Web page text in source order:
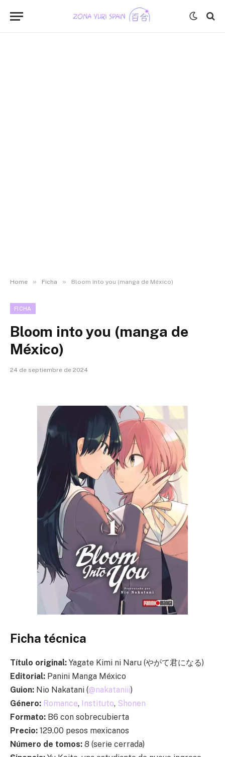
Home » Ficha » Bloom into you (manga de México)
FICHA
Bloom into you (manga de
México)
24 de septiembre de 2024
Ficha técnica
Título original: Yagate Kimi ni Naru (やがて君になる)
Editorial: Panini Manga México
Guion: Nio Nakatani (@nakataniii)
Género: Romance, Instituto, Shonen
Formato: B6 con sobrecubierta
Precio: 129.00 pesos mexicanos
Número de tomos: 8 (serie cerrada)